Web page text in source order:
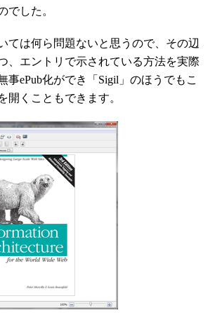
でした。
ては何ら問題ないと思うので、その辺
、エントリで示されている方法を実際
事ePub化ができ「Sigil」のほうでもこ
開くこともできます。